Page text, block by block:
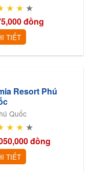
★ ★ ★
đồng
TIẾT
Resort Phú
Quốc
★ ★ ★
đồng
TIẾT